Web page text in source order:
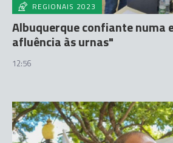
REGIONAIS 2023
Albuquerque confiante numa
afluência às urnas"
12:56